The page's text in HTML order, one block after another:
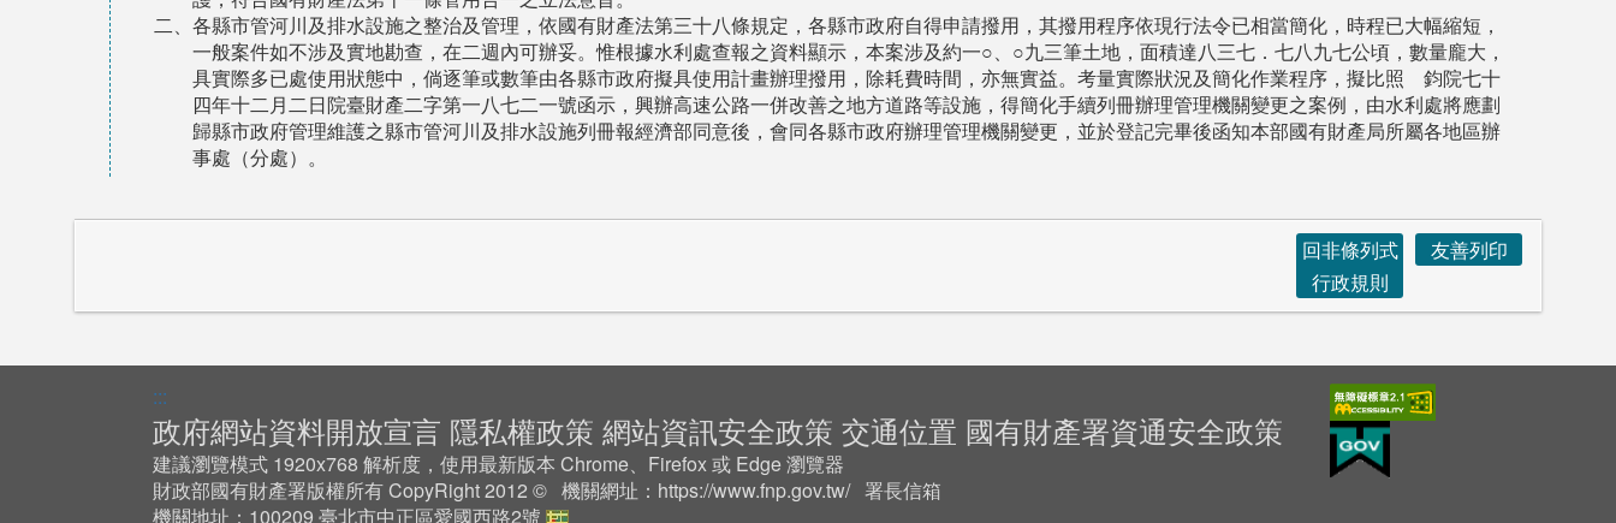
二、各縣市管河川及排水設施之整治及管理，依國有財產法第三十八條規定，各縣市政府自得申請撥用，其撥用程序依現行法令已相當簡化，時程已大幅縮短，
一般案件如不涉及實地勘查，在二週內可辦妥。惟根據水利處查報之資料顯示，本案涉及約一○、○九三筆土地，面積達八三七．七八九七公頃，數量龐大，
具實際多已處使用狀態中，倘逐筆或數筆由各縣市政府擬具使用計畫辦理撥用，除耗費時間，亦無實益。考量實際狀況及簡化作業程序，擬比照 鈞院七十
四年十二月二日院臺財產二字第一八七二一號函示，興辦高速公路一併改善之地方道路等設施，得簡化手續列冊辦理管理機關變更之案例，由水利處將應劃
歸縣市政府管理維護之縣市管河川及排水設施列冊報經濟部同意後，會同各縣市政府辦理管理機關變更，並於登記完畢後函知本部國有財產局所屬各地區辦
事處（分處）。
回非條列式
行政規則
友善列印
:::
政府網站資料開放宣言 隱私權政策 網站資訊安全政策 交通位置 國有財產署資通安全政策
建議瀏覽模式 1920x768 解析度，使用最新版本 Chrome、Firefox 或 Edge 瀏覽器
財政部國有財產署版權所有 CopyRight 2012 © 機關網址： https://www.fnp.gov.tw/ 署長信箱
機關地址：100209 臺北市中正區愛國西路2號